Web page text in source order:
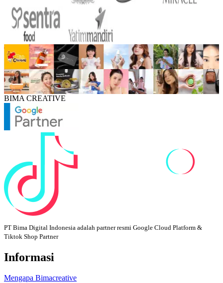
BIMA CREATIVE
PT Bima Digital Indonesia adalah partner resmi Google Cloud Platform &
Tiktok Shop Partner
Informasi
Mengapa Bimacreative